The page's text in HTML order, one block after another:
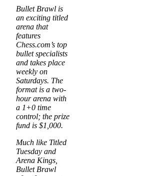
Bullet Brawl is
an exciting titled
arena that
features
Chess.com’s top
bullet specialists
and takes place
weekly on
Saturdays. The
format is a two-
hour arena with
a 1+0 time
control; the prize
fund is $1,000.
Much like Titled
Tuesday and
Arena Kings,
Bullet Brawl